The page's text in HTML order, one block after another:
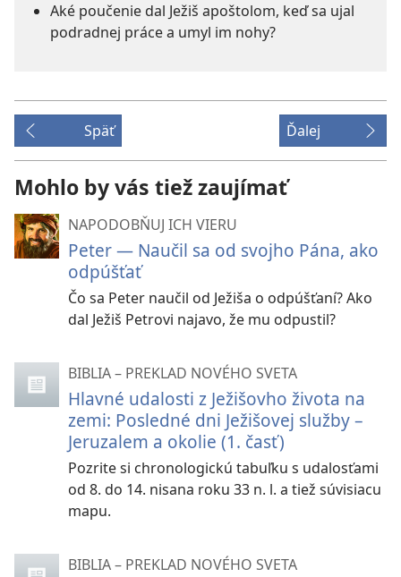
Aké poučenie dal Ježiš apoštolom, keď sa ujal
podradnej práce a umyl im nohy?
Späť Ďalej
Mohlo by vás tiež zaujímať
NAPODOBŇUJ ICH VIERU
Peter — Naučil sa od svojho Pána, ako
odpúšťať
Čo sa Peter naučil od Ježiša o odpúšťaní? Ako
dal Ježiš Petrovi najavo, že mu odpustil?
BIBLIA – PREKLAD NOVÉHO SVETA
Hlavné udalosti z Ježišovho života na
zemi: Posledné dni Ježišovej služby –
Jeruzalem a okolie (1. časť)
Pozrite si chronologickú tabuľku s udalosťami
od 8. do 14. nisana roku 33 n. l. a tiež súvisiacu
mapu.
BIBLIA – PREKLAD NOVÉHO SVETA